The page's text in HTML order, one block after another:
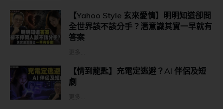
【Yahoo Style 玄來愛情】明明知道卻問
全世界該不該分手？潛意識其實一早就有
答案
【情到龍匙】充電定逃避？AI 伴侶及短
劇